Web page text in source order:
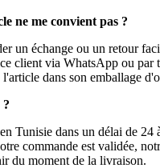
ne me convient pas ?
un échange ou un retour
client via WhatsApp ou par
dans son emballage
?
Tunisie dans un délai de 24
commande est validée,
du moment de la livraison.